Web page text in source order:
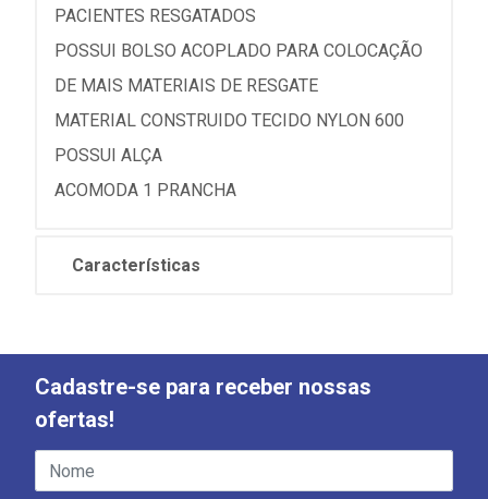
PACIENTES RESGATADOS
POSSUI BOLSO ACOPLADO PARA COLOCAÇÃO
DE MAIS MATERIAIS DE RESGATE
MATERIAL CONSTRUIDO TECIDO NYLON 600
POSSUI ALÇA
ACOMODA 1 PRANCHA
Características
Cadastre-se para receber nossas
ofertas!